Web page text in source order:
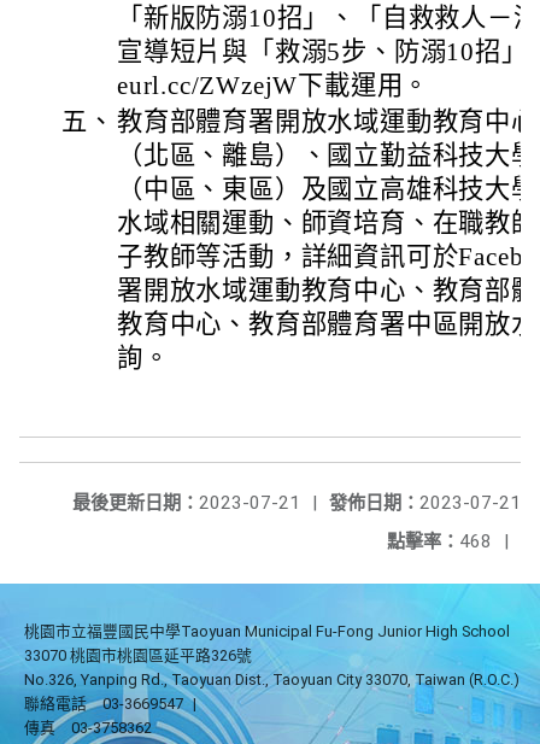
「新版防溺10招」、「自救救人－
宣導短片與「救溺5步、防溺10招
eurl.cc/ZWzejW下載運用。
五、 教育部體育署開放水域運動教育中
（北區、離島）、國立勤益科技大
（中區、東區）及國立高雄科技大
水域相關運動、師資培育、在職教
子教師等活動，詳細資訊可於
署開放水域運動教育中心、教育部
教育中心、教育部體育署中區開放
詢。
發佈日期： 2023-07-21
最後更新日期： 2023-07-21
|
點擊率： 468 |
桃園市立福豐國民中學Taoyuan Municipal Fu-Fong Junior High School
33070 桃園市桃園區延平路326號
No.326, Yanping Rd., Taoyuan Dist., Taoyuan City 33070, Taiwan (R.O.C.)
聯絡電話
03-3669547 |
傳真
03-3758362